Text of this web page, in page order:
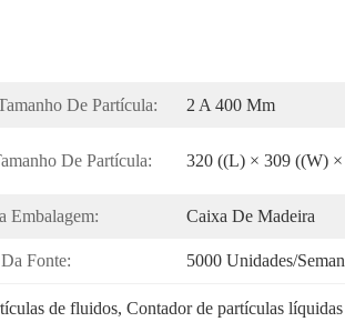
De Partícula: 2 A 400 Μm
De Partícula: 320 ((L) × 309 ((W)
Embalagem: Caixa De Madeira
Fonte: 5000 Unidades/
de fluidos, Contador de partículas